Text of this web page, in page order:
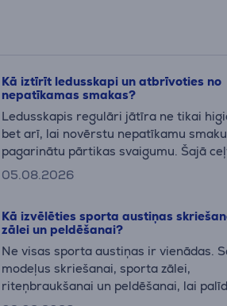
Kā iztīrīt ledusskapi un atbrīvoties no
nepatīkamas smakas?
Ledusskapis regulāri jātīra ne tikai
bet arī, lai novērstu nepatīkamu
pagarinātu pārtikas svaigumu. Šajā
pa solim uzzināsi, kā pareizi iztīrīt
05.08.2026
Kā izvēlēties sporta austiņas
zālei un peldēšanai?
Ne visas sporta austiņas ir vienādas.
modeļus skriešanai, sporta zālei,
riteņbraukšanai un peldēšanai, lai